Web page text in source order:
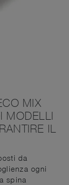
MIX
MODELLI
IL
da
ogni
spina